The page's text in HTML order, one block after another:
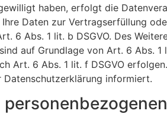
haben, erfolgt die
Daten zur Vertragserfüllung
6 Abs. 1 lit. b DSGVO. Des
auf Grundlage von Art. 6 Abs. 1
Art. 6 Abs. 1 lit. f DSGVO
informiert.